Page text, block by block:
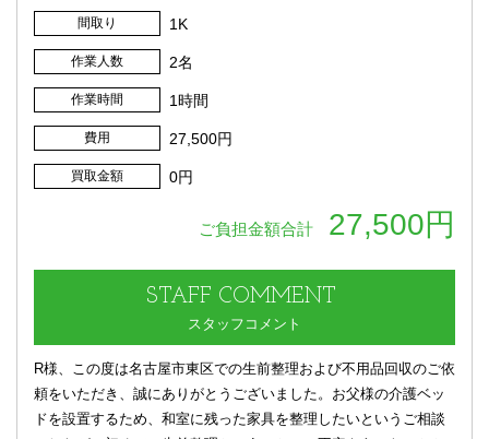
間取り 1K
作業人数 2名
作業時間 1時間
費用 27,500円
買取金額 0円
ご負担金額合計 27,500円
STAFF COMMENT
スタッフコメント
R様、この度は名古屋市東区での生前整理および不用品回収のご依
頼をいただき、誠にありがとうございました。お父様の介護ベッ
ドを設置するため、和室に残った家具を整理したいというご相談